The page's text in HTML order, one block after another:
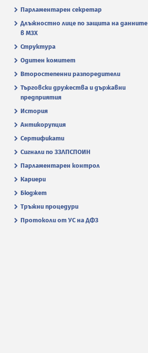
Парламентарен секретар
Длъжностно лице по защита на данните
в МЗХ
Структура
Одитен комитет
Второстепенни разпоредители
Търговски дружества и държавни
предприятия
История
Антикорупция
Сертификати
Сигнали по ЗЗЛПСПОИН
Парламентарен контрол
Кариери
Бюджет
Тръжни процедури
Протоколи от УС на ДФЗ